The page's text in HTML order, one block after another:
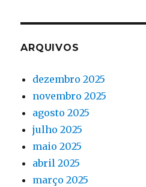
ARQUIVOS
dezembro 2025
novembro 2025
agosto 2025
julho 2025
maio 2025
abril 2025
março 2025